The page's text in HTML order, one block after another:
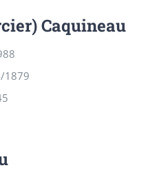
Caquineau
1879